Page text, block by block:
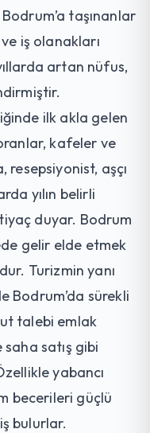
taşınanlar
iş olanakları
artan nüfus,
ilk akla gelen
kafeler ve
resepsiyonist, aşçı
yılın belirli
duyar. Bodrum
gelir elde etmek
Turizmin yanı
Bodrum’da sürekli
talebi emlak
saha satış gibi
yabancı
becerileri güçlü
bulurlar.